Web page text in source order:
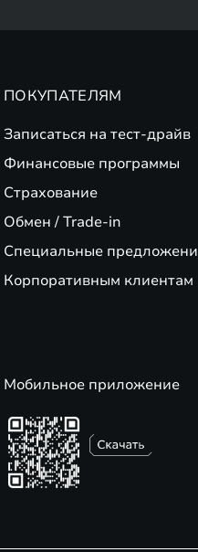
ПОКУПАТЕЛЯМ
Записаться на тест-драйв
Финансовые программы
Страхование
Обмен / Trade-in
Специальные
Корпоративным клиентам
Мобильное приложение